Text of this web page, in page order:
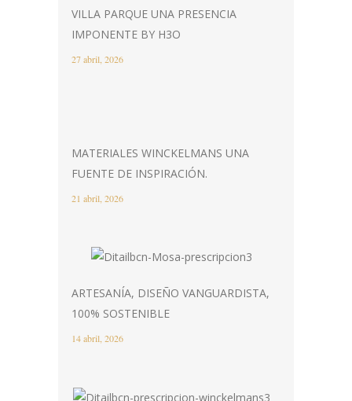
VILLA PARQUE UNA PRESENCIA
IMPONENTE BY H3O
27 abril, 2026
MATERIALES WINCKELMANS UNA
FUENTE DE INSPIRACIÓN.
21 abril, 2026
ARTESANÍA, DISEÑO VANGUARDISTA,
100% SOSTENIBLE
14 abril, 2026